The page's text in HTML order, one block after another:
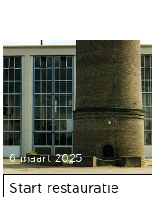
op 10 mei jl. van 100 jaar Haven
was een ongekend succes.
6 maart 2025
Start restauratie